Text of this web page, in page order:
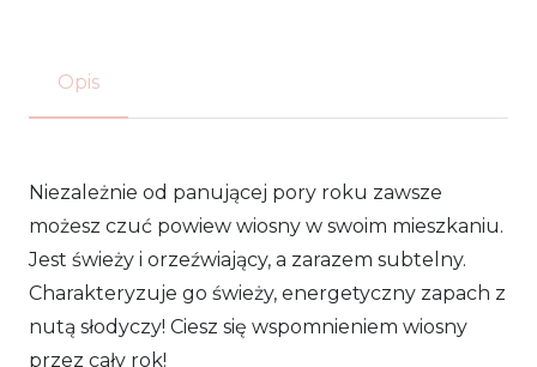
Zapach
domu
Loris
Opis
Niezależnie od panującej pory roku zawsze
możesz czuć powiew wiosny w swoim mieszkaniu.
Jest świeży i orzeźwiający, a zarazem subtelny.
Charakteryzuje go świeży, energetyczny zapach z
nutą słodyczy! Ciesz się wspomnieniem wiosny
przez cały rok!